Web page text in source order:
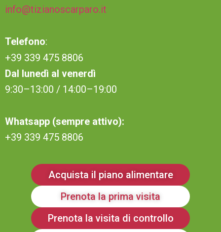
info@tizianoscarparo.it
Telefono:
+39 339 475 8806
Dal lunedì al venerdì
9:30–13:00 / 14:00–19:00
Whatsapp (sempre attivo):
+39 339 475 8806
Acquista il piano alimentare
Prenota la prima visita
Prenota la visita di controllo